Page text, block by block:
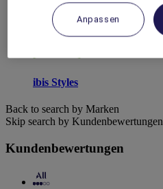
ibis Styles
Back to search by Marken
Skip search by Kundenbewertungen
Kundenbewertungen
Anpassen